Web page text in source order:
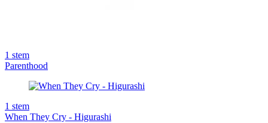
1 stem
Parenthood
1 stem
When They Cry - Higurashi